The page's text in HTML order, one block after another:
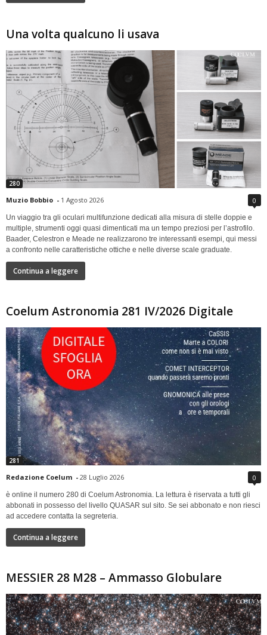
Una volta qualcuno li usava
280
Muzio Bobbio - 1 Agosto 2026 0
Un viaggio tra gli oculari multifunzione dedicati alla misura di stelle doppie e
multiple, strumenti oggi quasi dimenticati ma un tempo preziosi per l’astrofilo.
Baader, Celestron e Meade ne realizzarono tre interessanti esempi, qui messi
a confronto nelle caratteristiche ottiche e nelle diverse scale graduate.
Continua a leggere
Coelum Astronomia 281 IV/2026 Digitale
281
Redazione Coelum - 28 Luglio 2026 0
è online il numero 280 di Coelum Astronomia. La lettura è riservata a tutti gli
abbonati in possesso del livello QUASAR sul sito. Se sei abbonato e non riesci
ad accedere contatta la segreteria.
Continua a leggere
MESSIER 28 M28 – Ammasso Globulare